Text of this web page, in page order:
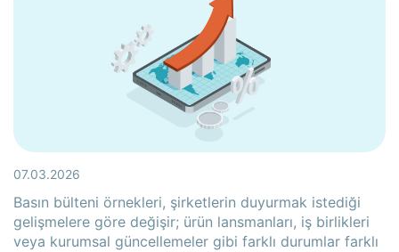
07.03.2026
Basın bülteni örnekleri, şirketlerin duyurmak istediği
gelişmelere göre değişir; ürün lansmanları, iş birlikleri
veya kurumsal güncellemeler gibi farklı durumlar farklı